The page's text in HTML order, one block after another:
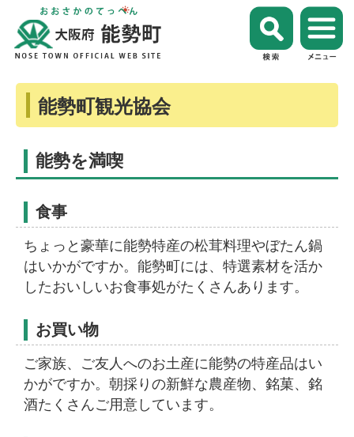
能勢町観光協会
能勢を満喫
食事
ちょっと豪華に能勢特産の松茸料理やぼたん鍋
はいかがですか。能勢町には、特選素材を活か
したおいしいお食事処がたくさんあります。
お買い物
ご家族、ご友人へのお土産に能勢の特産品はい
かがですか。朝採りの新鮮な農産物、銘菓、銘
酒たくさんご用意しています。